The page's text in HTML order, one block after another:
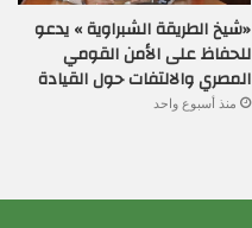
«شيخ الطريقة الشبراوية » يدعو
للحفاظ على الأمن القومي
المصري والالتفات حول القيادة
منذ أسبوع واحد